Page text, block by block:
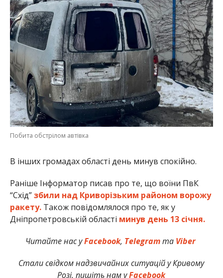
Побита обстрілом автівка
В інших громадах області день минув спокійно.
Раніше Інформатор писав про те, що воїни ПвК
“Схід”збили над Криворізьким районом ворожу
ракету.Також повідомлялося про те, як у
Дніпропетровській області минув день 13 січня.
Читайте нас уFacebook, Telegramта Viber
Стали свідком надзвичайних ситуацій у Кривому
Розі, пишіть нам уFacebook